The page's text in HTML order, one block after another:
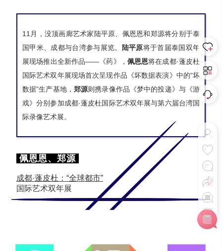
11月，没顶画廊艺术家陆平原、佩恩恩和郑源将分别于泰
国甲米、成都与台湾参与展览。
陆平原将于首届泰国双年
展现场推出全新作品——《药》
， 佩恩恩将在成都·蓬皮杜
国际艺术双年展现场首次呈现作品《坏数据表演》中的“坏
数据”生产基地， 郑源则携录像作品《梦中的投递》与《游
戏》分别参加成都·蓬皮杜国际艺术双年展与第六届台湾国
际录像艺术展。
佩恩恩、郑源
成都·蓬皮杜：“全球都市”
国际艺术双年展